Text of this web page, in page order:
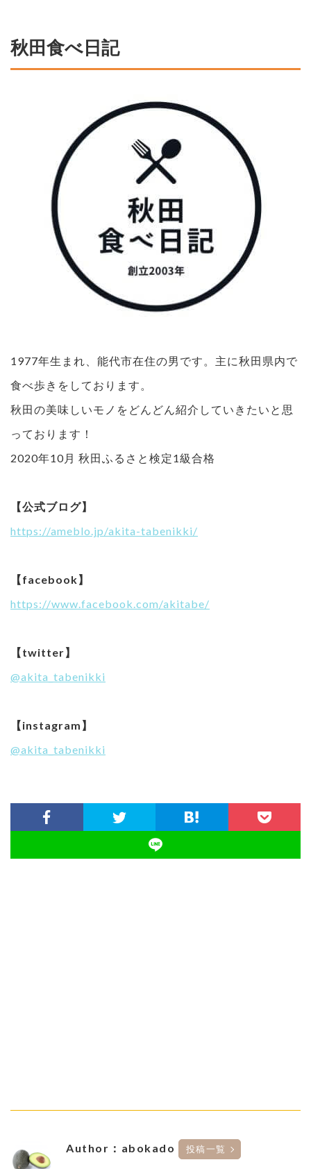
秋田食べ日記
1977年生まれ、能代市在住の男です。主に秋田県内で
食べ歩きをしております。
秋田の美味しいモノをどんどん紹介していきたいと思
っております！
2020年10月 秋田ふるさと検定1級合格
【公式ブログ】
https://ameblo.jp/akita-tabenikki/
【facebook】
https://www.facebook.com/akitabe/
【twitter】
@akita_tabenikki
【instagram】
@akita_tabenikki
Author：abokado 投稿一覧